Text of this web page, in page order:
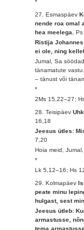
*
27. Esmaspäev
nende roa omal
hea meelega.
Ristija
ei ole, ning
Jumal, Sa
tänamatute
– tänust või
*
2Ms 15,22–27;
28. Teisipäev
16,18
Jeesus ütles:
7,20
Hoia meid,
*
Lk 5,12–16; Hs
29. Kolmapäev
peate minu
hulgast, sest
Jeesus ütleb:
armastusse,
tema